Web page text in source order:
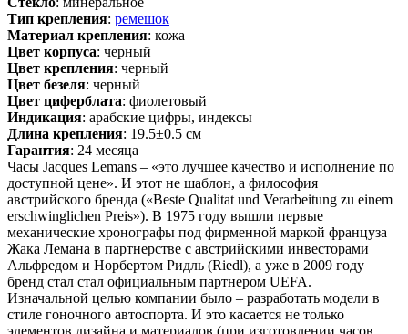
Тип крепления: ремешок
Материал крепления: кожа
Цвет корпуса: черный
Цвет крепления: черный
Цвет безеля: черный
Цвет циферблата: фиолетовый
Индикация: арабские цифры, индексы
Длина крепления: 19.5±0.5 см
Гарантия: 24 месяца
Часы Jacques Lemans – «это лучшее качество и исполнение по
доступной цене». И этот не шаблон, а философия
австрийского бренда («Beste Qualitat und Verarbeitung zu einem
erschwinglichen Preis»). В 1975 году вышли первые
механические хронографы под фирменной маркой француза
Жака Лемана в партнерстве с австрийскими инвесторами
Альфредом и Норбертом Ридль (Riedl), а уже в 2009 году
бренд стал стал официальным партнером UEFA.
Изначальной целью компании было – разработать модели в
стиле гоночного автоспорта. И это касается не только
элементов дизайна и материалов (при изготовлении часов